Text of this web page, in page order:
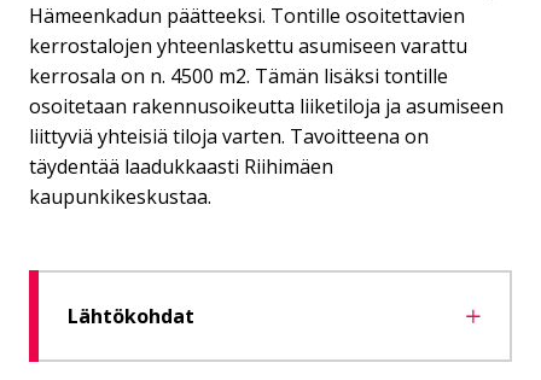
Hämeenkadun päätteeksi. Tontille osoitettavien
kerrostalojen yhteenlaskettu asumiseen varattu
kerrosala on n. 4500 m2. Tämän lisäksi tontille
osoitetaan rakennusoikeutta liiketiloja ja asumiseen
liittyviä yhteisiä tiloja varten. Tavoitteena on
täydentää laadukkaasti Riihimäen
kaupunkikeskustaa.
Lähtökohdat